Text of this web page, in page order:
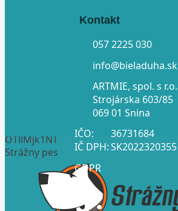
Kontakt
057 2225 030
info@bieladuha.sk
ARTMIE, spol. s r.o.
Strojárska 603/85
069 01 Snina
IČO:
36731684
IČ DPH:SK2022320355
GDPR
OTllMjk1NT
Strážny pes